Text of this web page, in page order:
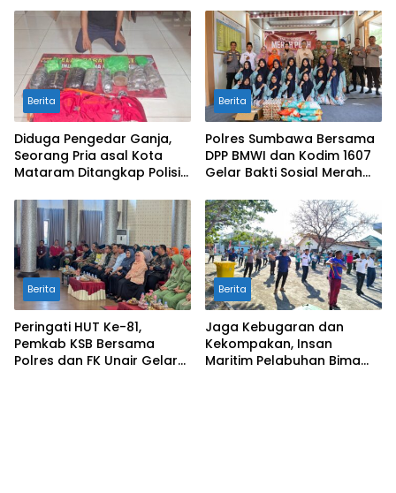
Bongkot
Berita
Diduga Pengedar Ganja,
Seorang Pria asal Kota
Mataram Ditangkap Polisi
Berita
Polres Sumbawa Bersama
DPP BMWI dan Kodim 1607
Gelar Bakti Sosial Merah
Hidayatullah
Berita
Peringati HUT Ke-81,
Pemkab KSB Bersama
Polres dan FK Unair Gelar
Berita
Jaga Kebugaran dan
Kekompakan, Insan
Maritim Pelabuhan Bima